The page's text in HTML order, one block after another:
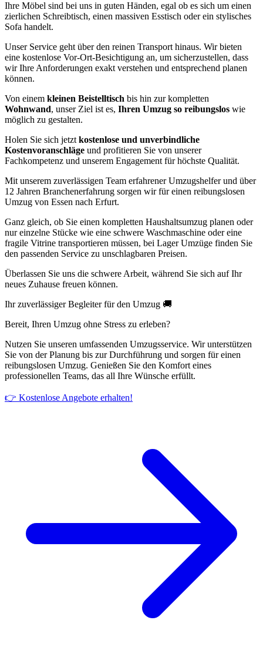
Ihre Möbel sind bei uns in guten Händen, egal ob es sich um einen
zierlichen Schreibtisch, einen massiven Esstisch oder ein stylisches
Sofa handelt.
Unser Service geht über den reinen Transport hinaus. Wir bieten
eine kostenlose Vor-Ort-Besichtigung an, um sicherzustellen, dass
wir Ihre Anforderungen exakt verstehen und entsprechend planen
können.
Von einem kleinen Beistelltisch bis hin zur kompletten
Wohnwand, unser Ziel ist es, Ihren Umzug so reibungslos wie
möglich zu gestalten.
Holen Sie sich jetzt kostenlose und unverbindliche
Kostenvoranschläge und profitieren Sie von unserer
Fachkompetenz und unserem Engagement für höchste Qualität.
Mit unserem zuverlässigen Team erfahrener Umzugshelfer und über
12 Jahren Branchenerfahrung sorgen wir für einen reibungslosen
Umzug von Essen nach Erfurt.
Ganz gleich, ob Sie einen kompletten Haushaltsumzug planen oder
nur einzelne Stücke wie eine schwere Waschmaschine oder eine
fragile Vitrine transportieren müssen, bei Lager Umzüge finden Sie
den passenden Service zu unschlagbaren Preisen.
Überlassen Sie uns die schwere Arbeit, während Sie sich auf Ihr
neues Zuhause freuen können.
Ihr zuverlässiger Begleiter für den Umzug 🚚
Bereit, Ihren Umzug ohne Stress zu erleben?
Nutzen Sie unseren umfassenden Umzugsservice. Wir unterstützen
Sie von der Planung bis zur Durchführung und sorgen für einen
reibungslosen Umzug. Genießen Sie den Komfort eines
professionellen Teams, das all Ihre Wünsche erfüllt.
👉 Kostenlose Angebote erhalten!